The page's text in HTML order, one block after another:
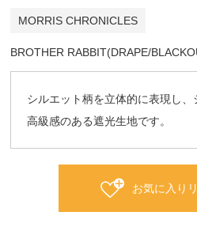
MORRIS CHRONICLES
BROTHER RABBIT(DRAPE/
シルエット柄を立体的に表現し
高級感のある遮光生地です。
お気に入り